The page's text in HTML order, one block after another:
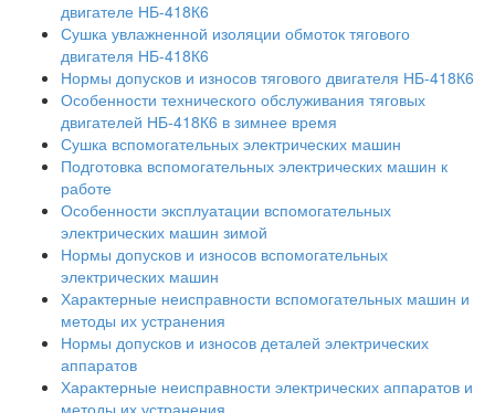
двигателе НБ-418К6
Сушка увлажненной изоляции обмоток тягового
двигателя НБ-418К6
Нормы допусков и износов тягового двигателя НБ-418К6
Особенности технического обслуживания тяговых
двигателей НБ-418К6 в зимнее время
Сушка вспомогательных электрических машин
Подготовка вспомогательных электрических машин к
работе
Особенности эксплуатации вспомогательных
электрических машин зимой
Нормы допусков и износов вспомогательных
электрических машин
Характерные неисправности вспомогательных машин и
методы их устранения
Нормы допусков и износов деталей электрических
аппаратов
Характерные неисправности электрических аппаратов и
методы их устранения